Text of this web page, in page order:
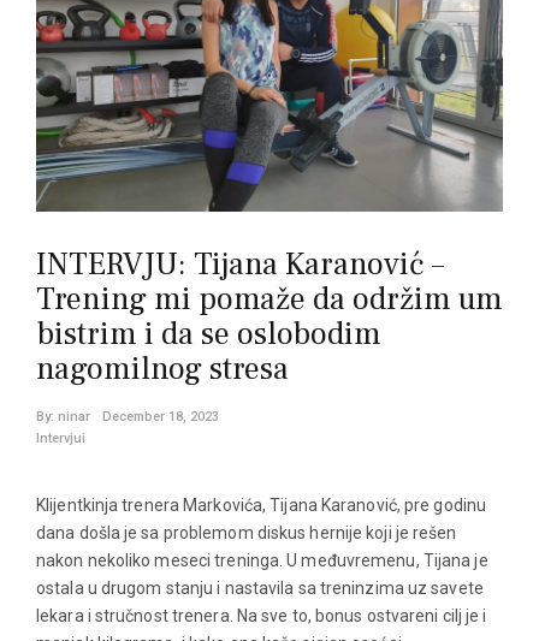
INTERVJU: Tijana Karanović –
Trening mi pomaže da održim um
bistrim i da se oslobodim
nagomilnog stresa
By: ninar
December 18, 2023
Intervjui
Klijentkinja trenera Markovića, Tijana Karanović, pre godinu
dana došla je sa problemom diskus hernije koji je rešen
nakon nekoliko meseci treninga. U međuvremenu, Tijana je
ostala u drugom stanju i nastavila sa treninzima uz savete
lekara i stručnost trenera. Na sve to, bonus ostvareni cilj je i